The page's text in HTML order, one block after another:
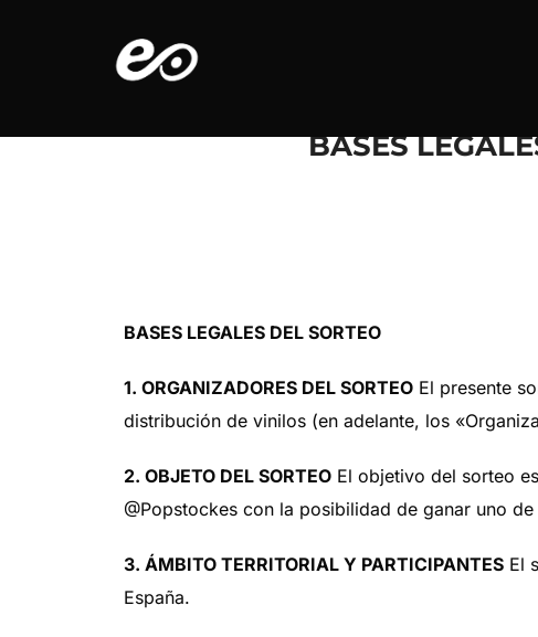
BASES
BASES LEGALES DEL SORTEO
1. ORGANIZADORES DEL SORTEO El presente
distribución de vinilos (en adelante, los
2. OBJETO DEL SORTEO El objetivo del sorteo
@Popstockes con la posibilidad de ganar uno
3. ÁMBITO TERRITORIAL Y PARTICIPANTES El
España.